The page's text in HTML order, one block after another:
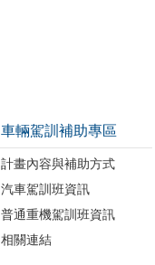
車輛駕訓補助專區
計畫內容與補助方式
汽車駕訓班資訊
普通重機駕訓班資訊
相關連結